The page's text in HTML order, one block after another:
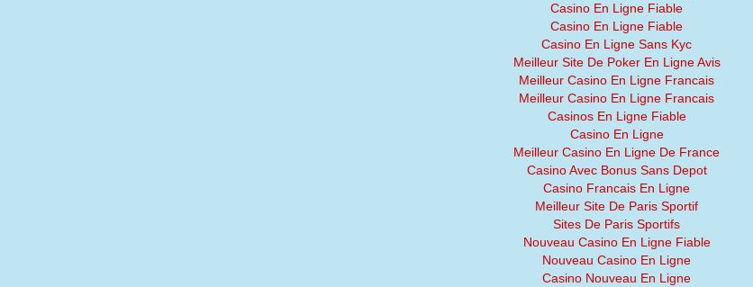
Casino En Ligne Fiable
Casino En Ligne Fiable
Casino En Ligne Sans Kyc
Meilleur Site De Poker En Ligne Avis
Meilleur Casino En Ligne Francais
Meilleur Casino En Ligne Francais
Casinos En Ligne Fiable
Casino En Ligne
Meilleur Casino En Ligne De France
Casino Avec Bonus Sans Depot
Casino Francais En Ligne
Meilleur Site De Paris Sportif
Sites De Paris Sportifs
Nouveau Casino En Ligne Fiable
Nouveau Casino En Ligne
Casino Nouveau En Ligne